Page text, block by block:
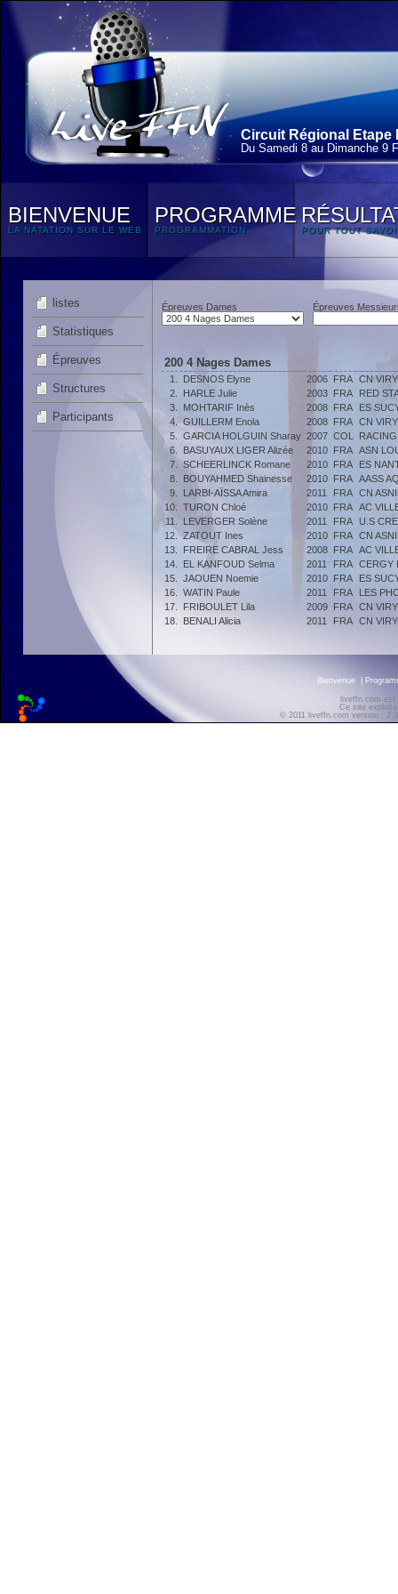
Circuit Régional Etape
Du Samedi 8 au Dimanche 9
BIENVENUE
LA NATATION SUR LE WEB
PROGRAMME
PROGRAMMATION POUR TOUT
listes
Statistiques
Épreuves
Structures
Participants
Épreuves Dames Épreuves
200 4 Nages Dames
1. DESNOS Elyne 2006 FRA CN
2.
HARLE Julie 2003 FRA
RED
3.
MOHTARIF Inès 2008 FRA
ES
4.
GUILLERM Enola 2008 FRA CN
5.
GARCIA HOLGUIN Sharay 2007 COL
6.
BASUYAUX LIGER Alizée 2010 FRA ASN
7.
SCHEERLINCK Romane 2010 FRA
ES
8.
BOUYAHMED Shainesse 2010 FRA AASS
9.
LARBI-AÏSSA Amira 2011 FRA CN
10.
TURON Chloé 2010 FRA AC
11.
LEVERGER Solène 2011 FRA U.S
12.
ZATOUT Ines 2010 FRA CN
13.
FREIRE CABRAL Jess 2008 FRA AC
14.
EL KANFOUD Selma 2011 FRA CERGY
15.
JAOUEN Noemie 2010 FRA
ES
16.
WATIN Paule 2011 FRA
LES
17.
FRIBOULET Lila 2009 FRA CN
18.
BENALI Alicia 2011 FRA CN
Bienvenue
liveffn.com est
Ce site
© 2011 liveffn.com version :